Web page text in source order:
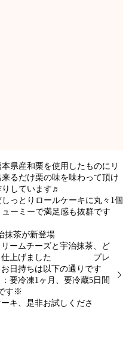
県産和栗を使用したものにリ
け栗の味を味わって頂け
ずお作りしています♬
っとりロールケーキに丸々1個
ーミーで満足感も抜群です
い
抹茶が新登場
ーズと宇治抹茶、ど
良く仕上げました プレ
日持ちは以下の通りです
要冷凍1ヶ月、要冷蔵5日間
分の大きさです※
キ、是非お試しくださ